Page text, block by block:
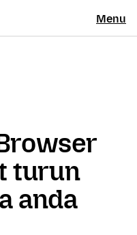
Menu
turun
anda